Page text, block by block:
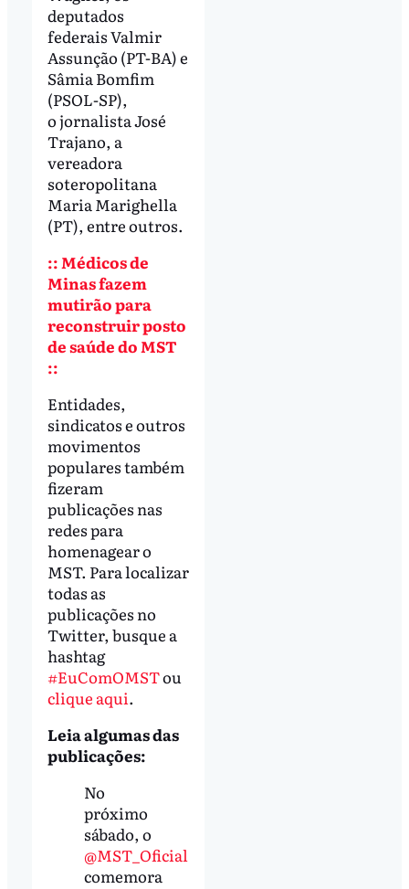
deputados
federais Valmir
Assunção (PT-BA) e
Sâmia Bomfim
(PSOL-SP),
o jornalista José
Trajano, a
vereadora
soteropolitana
Maria Marighella
(PT), entre outros.
:: Médicos de
Minas fazem
mutirão para
reconstruir posto
de saúde do MST
::
Entidades,
sindicatos e outros
movimentos
populares também
fizeram
publicações nas
redes para
homenagear o
MST. Para localizar
todas as
publicações no
Twitter, busque a
hashtag
#EuComOMSTou
clique aqui.
Leia algumas das
publicações:
No
próximo
sábado, o
@MST_Oficial
comemora